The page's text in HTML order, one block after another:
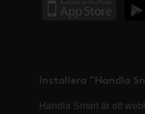
Installera "Handla
Handla Smart är ett